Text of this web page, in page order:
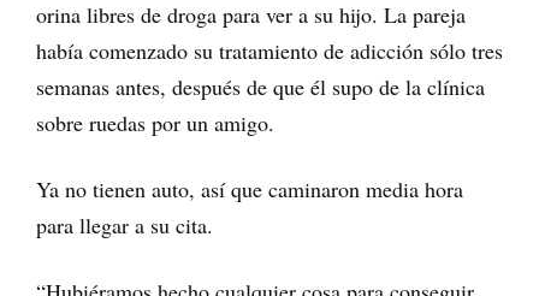
orina libres de droga para ver a su hijo. La pareja
había comenzado su tratamiento de adicción sólo tres
semanas antes, después de que él supo de la clínica
sobre ruedas por un amigo.
Ya no tienen auto, así que caminaron media hora
para llegar a su cita.